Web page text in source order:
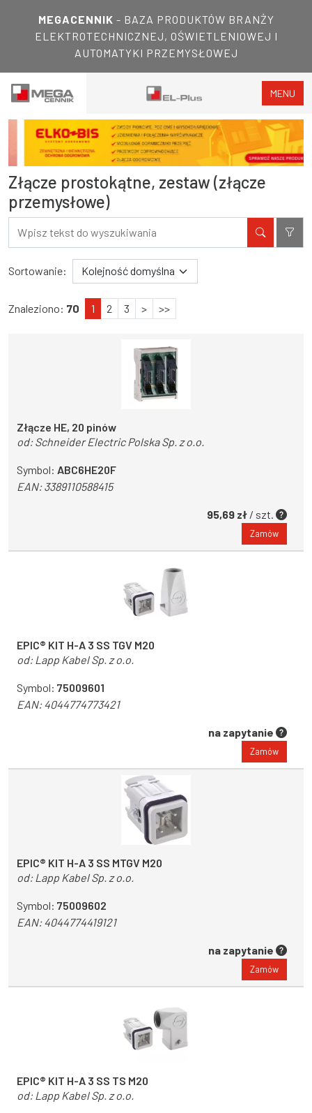
MEGACENNIK - BAZA PRODUKTÓW BRANŻY
ELEKTROTECHNICZNEJ, OŚWIETLENIOWEJ I
AUTOMATYKI PRZEMYSŁOWEJ
MENU
Złącze prostokątne, zestaw (złącze
przemysłowe)
Filtry
Wyniki wyszukiwania
Sortowanie:
Znaleziono: 70 1 2 3 > >>
Złącze HE, 20 pinów
od:Schneider Electric Polska Sp. z o.o.
Symbol: ABC6HE20F
EAN:3389110588415
95,69 zł / szt.
Zamów
EPIC® KIT H-A 3 SS TGV M20
od: Lapp Kabel Sp. z o.o.
Symbol: 75009601
EAN:4044774773421
na zapytanie
Zamów
EPIC® KIT H-A 3 SS MTGV M20
od: Lapp Kabel Sp. z o.o.
Symbol: 75009602
EAN:4044774419121
na zapytanie
Zamów
EPIC® KIT H-A 3 SS TS M20
od: Lapp Kabel Sp. z o.o.